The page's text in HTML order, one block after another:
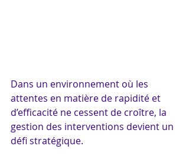
Dans un environnement où les
attentes en matière de rapidité et
d’efficacité ne cessent de croître, la
gestion des interventions devient un
défi stratégique.